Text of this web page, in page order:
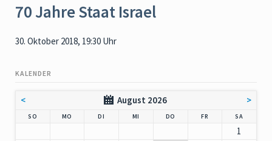
70 Jahre Staat Israel
30. Oktober 2018, 19:30 Uhr
KALENDER
< August 2026 >
SO MO DI MI DO NNERSTAG
FR SAMSTAG
1